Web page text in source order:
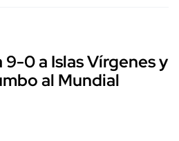
0 a Islas Vírgenes y
al Mundial